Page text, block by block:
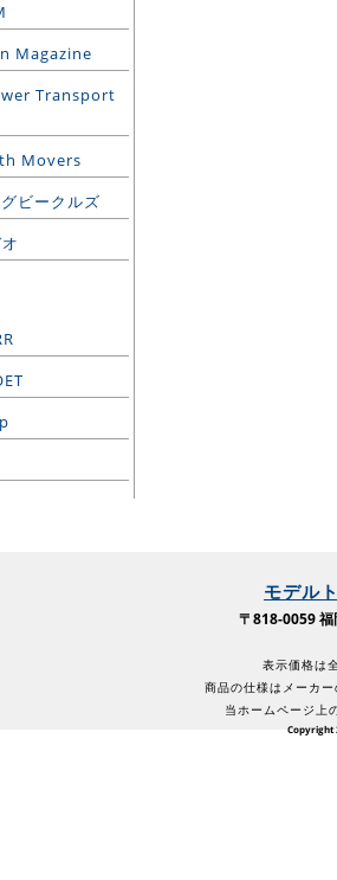
Magazine
Transport
Movers
ビークルズ
モデル
〒818-0059
表示価格は
商品の仕様はメーカ
当ホームページ上
Copyright